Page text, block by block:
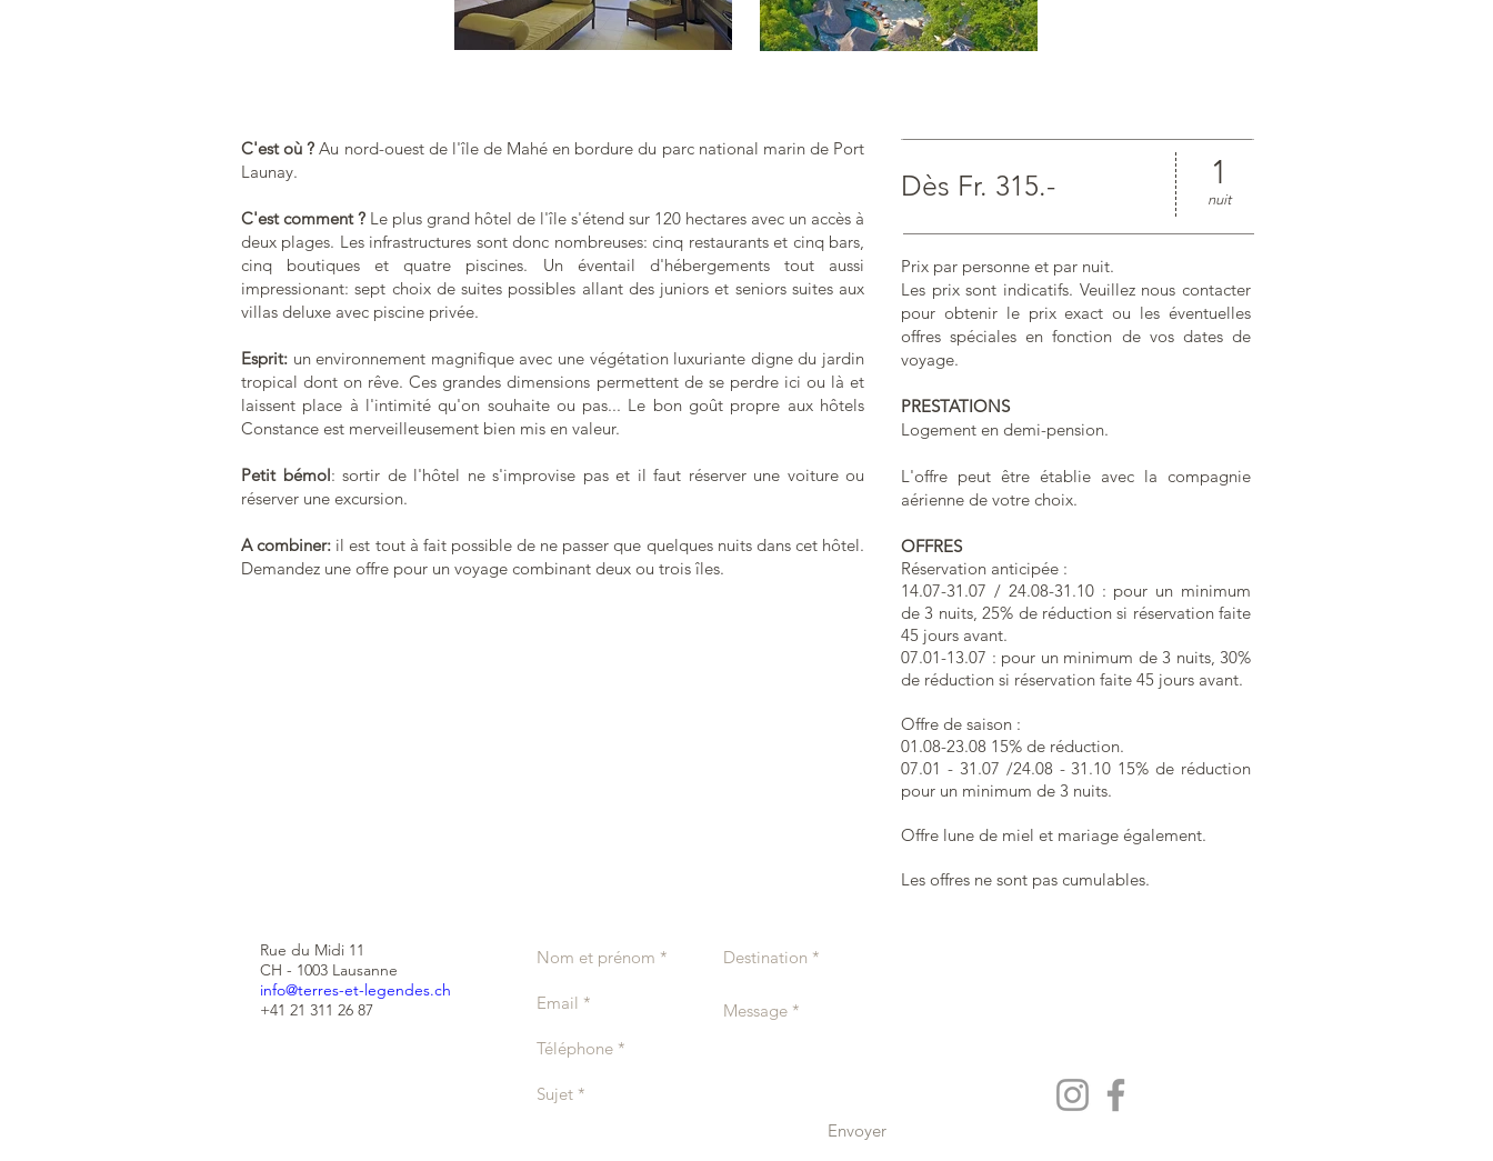
C'est où ? Au nord-ouest de l'île de Mahé en bordure du parc national marin de Port
Launay.
C'est comment ? Le plus grand hôtel de l'île s'étend sur 120 hectares avec un accès à
deux plages. Les infrastructures sont donc nombreuses: cinq restaurants et cinq bars,
cinq boutiques et quatre piscines. Un éventail d'hébergements tout aussi
impressionant: sept choix de suites possibles allant des juniors et seniors suites aux
villas deluxe avec piscine privée.
Esprit: un environnement magnifique avec une végétation luxuriante digne du jardin
tropical dont on rêve. Ces grandes dimensions permettent de se perdre ici ou là et
laissent place à l'intimité qu'on souhaite ou pas... Le bon goût propre aux hôtels
Constance est merveilleusement bien mis en valeur.
Petit bémol: sortir de l'hôtel ne s'improvise pas et il faut réserver une voiture ou
réserver une excursion.
A combiner: il est tout à fait possible de ne passer que quelques nuits dans cet hôtel.
Demandez une offre pour un voyage combinant deux ou trois îles.
Dès Fr. 315.- 1
nuit
Prix par personne et par nuit.
Les prix sont indicatifs. Veuillez nous contacter
pour obtenir le prix exact ou les éventuelles
offres spéciales en fonction de vos dates de
voyage.
PRESTATIONS
Logement en demi-pension.
L'offre peut être établie avec la compagnie
aérienne de votre choix.
OFFRES
Réservation anticipée :
14.07-31.07 / 24.08-31.10 : pour un minimum
de 3 nuits, 25% de réduction si réservation faite
45 jours avant.
07.01-13.07 : pour un minimum de 3 nuits, 30%
de réduction si réservation faite 45 jours avant.
Offre de saison :
01.08-23.08 15% de réduction.
07.01 - 31.07 /24.08 - 31.10 15% de réduction
pour un minimum de 3 nuits.
Offre lune de miel et mariage également.
Les offres ne sont pas cumulables.
Rue du Midi 11
CH - 1003 Lausanne
info@terres-et-legendes.ch
+41 21 311 26 87
Envoyer